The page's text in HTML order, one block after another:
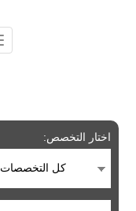
اختار التخصص:
كل التخصصات